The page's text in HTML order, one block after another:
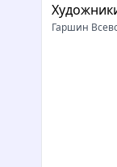
Гаршин